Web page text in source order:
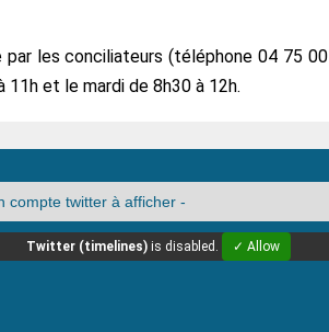
les conciliateurs (téléphone 04 75 00
11h et le mardi de 8h30 à 12h.
Twitter (timelines)is disabled. ✓ Allow